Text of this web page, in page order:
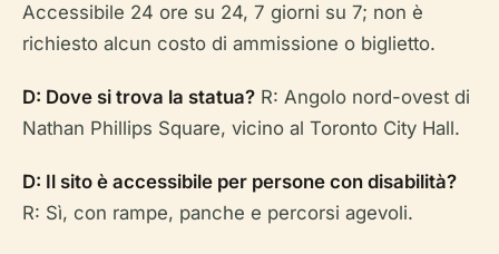
Accessibile 24 ore su 24, 7 giorni su 7; non è
richiesto alcun costo di ammissione o biglietto.
D: Dove si trova la statua? R: Angolo nord-ovest di
Nathan Phillips Square, vicino al Toronto City Hall.
D: Il sito è accessibile per persone con disabilità?
R: Sì, con rampe, panche e percorsi agevoli.